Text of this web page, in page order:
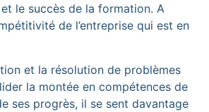
et le succès de la formation. A
de l’entreprise qui est en
et la résolution de problèmes
la montée en compétences de
ses progrès, il se sent davantage